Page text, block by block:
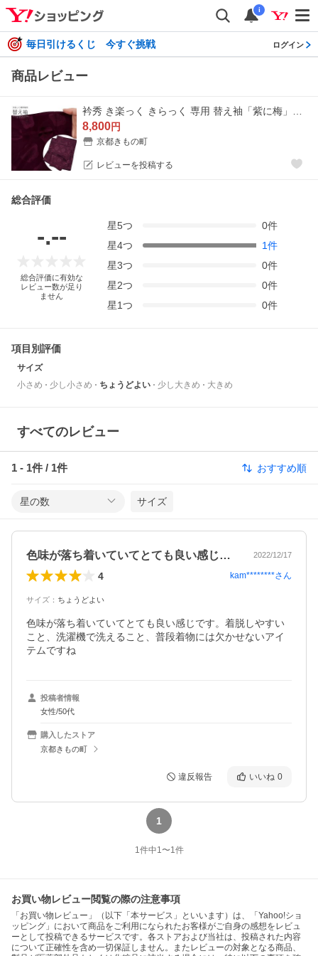
i
毎日引けるくじ 今すぐ挑戦 ログイン
商品レビュー
8,800円
京都きもの町
レビューを投稿する
総合評価
-.--
総合評価に有効な
レビュー数が足り
ません
星5つ 0件
星4つ 1件
星3つ 0件
星2つ 0件
星1つ 0件
項目別評価
サイズ
小さめ
少し小さめ ちょうどよい 少し大きめ 大きめ
すべてのレビュー
1 - 1件 / 1件 おすすめ順
星の数 サイズ
色味が落ち着いていてとても良い感じです… 2022/12/17
4 kam********さん
サイズ ： ちょうどよい
色味が落ち着いていてとても良い感じです。着脱しやすい
こと、洗濯機で洗えること、普段着物には欠かせないアイ
テムですね
投稿者情報
女性/50代
購入したストア
京都きもの町
違反報告 いいね 0
1
1件中1〜1件
お買い物レビュー閲覧の際の注意事項
「お買い物レビュー」（以下「本サービス」といいます）は、「Yahoo!ショ
ッピング」において商品をご利用になられたお客様がご自身の感想をレビュ
ーとして投稿できるサービスです。各ストアおよび当社は、投稿された内容
について正確性を含め一切保証しません。またレビューの対象となる商品、